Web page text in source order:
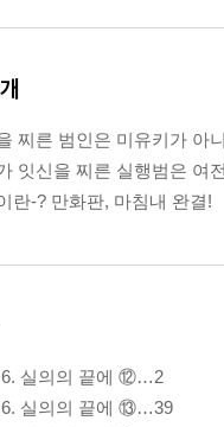
찌른 범인은 미유키가 아
잇신을 찌른 실행범은 여
란-? 만화판, 마침내 완결!
6. 실의의 끝에 ⑫…2
6. 실의의 끝에 ⑬…39